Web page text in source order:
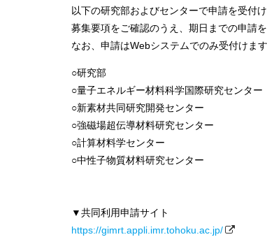
以下の研究部およびセンターで申請を受付け
募集要項をご確認のうえ、期日までの申請を
なお、申請はWebシステムでのみ受付けま
○研究部
○量子エネルギー材料科学国際研究センター
○新素材共同研究開発センター
○強磁場超伝導材料研究センター
○計算材料学センター
○中性子物質材料研究センター
▼共同利用申請サイト
https://gimrt.appli.imr.tohoku.ac.jp/